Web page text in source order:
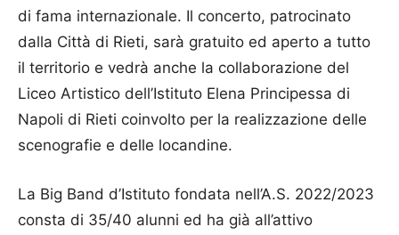
di fama internazionale. Il concerto, patrocinato
dalla Città di Rieti, sarà gratuito ed aperto a tutto
il territorio e vedrà anche la collaborazione del
Liceo Artistico dell’Istituto Elena Principessa di
Napoli di Rieti coinvolto per la realizzazione delle
scenografie e delle locandine.
La Big Band d’Istituto fondata nell’A.S. 2022/2023
consta di 35/40 alunni ed ha già all’attivo